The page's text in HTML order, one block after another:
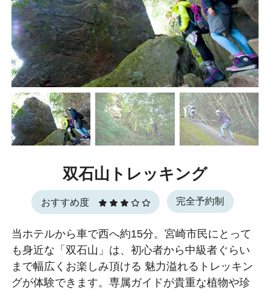
双石山トレッキング
おすすめ度 完全予約制
当ホテルから車で西へ約15分。宮崎市民にとって
も身近な「双石山」は、初心者から中級者ぐらい
まで幅広くお楽しみ頂ける 魅力溢れるトレッキン
グが体験できます。専属ガイドが貴重な植物や珍